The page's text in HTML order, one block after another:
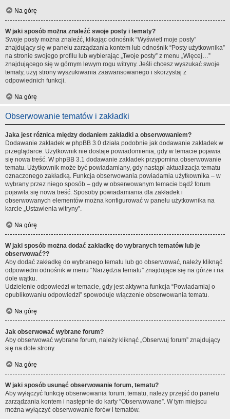
Na górę
W jaki sposób można znaleźć swoje posty i tematy?
Swoje posty można znaleźć, klikając odnośnik “Wyświetl moje posty”
znajdujący się w panelu zarządzania kontem lub odnośnik “Posty użytkownika”
na stronie swojego profilu lub wybierając „Twoje posty” z menu „Więcej…”
znajdującego się w górnym lewym rogu witryny. Jeśli chcesz wyszukać swoje
tematy, użyj strony wyszukiwania zaawansowanego i skorzystaj z
odpowiednich funkcji.
Na górę
Obserwowanie tematów i zakładki
Jaka jest różnica między dodaniem zakładki a obserwowaniem?
Dodawanie zakładek w phpBB 3.0 działa podobnie jak dodawanie zakładek w
przeglądarce. Użytkownik nie dostaje powiadomienia, gdy w temacie pojawia
się nowa treść. W phpBB 3.1 dodawanie zakładek przypomina obserwowanie
tematu. Użytkownik może być powiadamiany, gdy nastąpi aktualizacja tematu
oznaczonego zakładką. Funkcja obserwowania powiadamia użytkownika – w
wybrany przez niego sposób – gdy w obserwowanym temacie bądź forum
pojawiła się nowa treść. Sposoby powiadamiania dla zakładek i
obserwowanych elementów można konfigurować w panelu użytkownika na
karcie „Ustawienia witryny”.
Na górę
W jaki sposób można dodać zakładkę do wybranych tematów lub je
obserwować??
Aby dodać zakładkę do wybranego tematu lub go obserwować, należy kliknąć
odpowiedni odnośnik w menu “Narzędzia tematu” znajdujące się na górze i na
dole wątku.
Udzielenie odpowiedzi w temacie, gdy jest aktywna funkcja “Powiadamiaj o
opublikowaniu odpowiedzi” spowoduje włączenie obserwowania tematu.
Na górę
Jak obserwować wybrane forum?
Aby obserwować wybrane forum, należy kliknąć „Obserwuj forum” znajdujący
się na dole strony.
Na górę
W jaki sposób usunąć obserwowanie forum, tematu?
Aby wyłączyć funkcję obserwowania forum, tematu, należy przejść do panelu
zarządzania kontem i następnie do karty “Obserwowane”. W tym miejscu
można wyłączyć obserwowanie forów i tematów.